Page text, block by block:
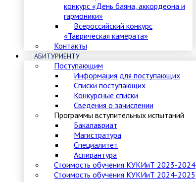
конкурс «День баяна, аккордеона и
гармоники»
Всероссийский конкурс
«Таврическая камерата»
Контакты
АБИТУРИЕНТУ
Поступающим
Информация для поступающих
Списки поступающих
Конкурсные списки
Сведения о зачислении
Программы вступительных испытаний
Бакалавриат
Магистратура
Специалитет
Аспирантура
Стоимость обучения КУКИиТ 2023-2024
Стоимость обучения КУКИиТ 2024-2025